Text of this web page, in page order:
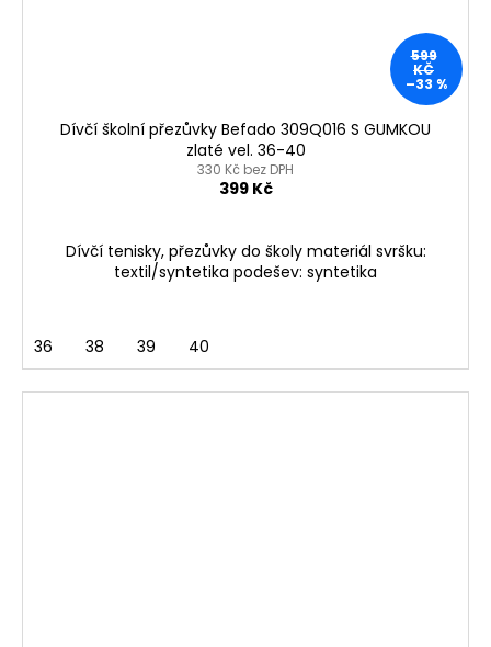
599
KČ
–33 %
Dívčí školní přezůvky Befado 309Q016 S GUMKOU
zlaté vel. 36-40
330 Kč bez DPH
399 Kč
Dívčí tenisky, přezůvky do školy materiál svršku:
textil/syntetika podešev: syntetika
36 38 39 40